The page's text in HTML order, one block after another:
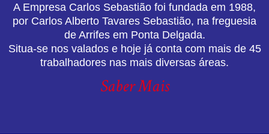
A Empresa Carlos Sebastião foi fundada em 1988,
por Carlos Alberto Tavares Sebastião, na freguesia
de Arrifes em Ponta Delgada.
Situa-se nos valados e hoje já conta com mais de 45
trabalhadores nas mais diversas áreas.
Saber Mais